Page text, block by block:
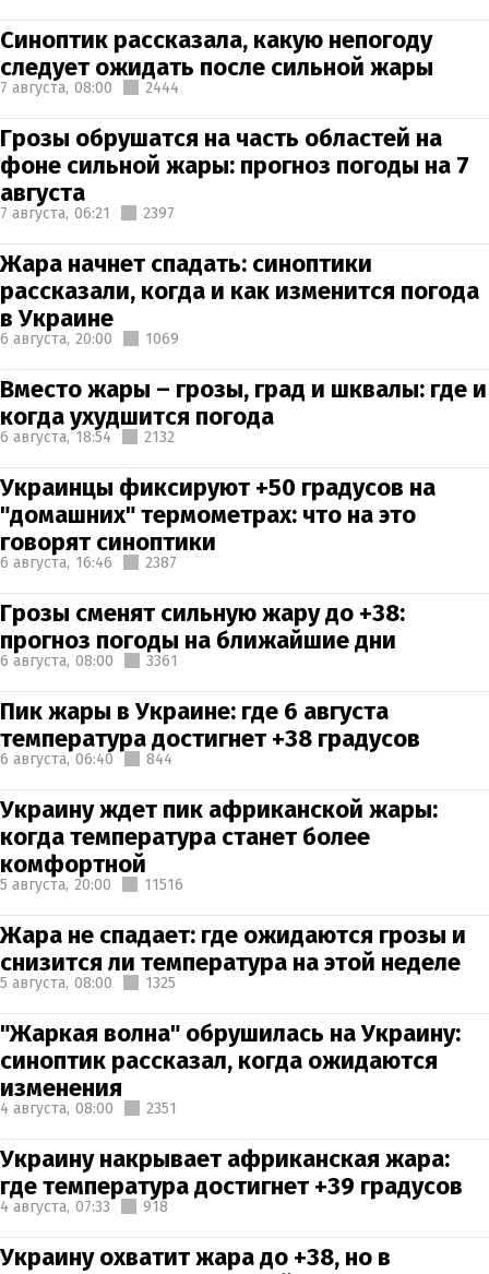
Синоптик рассказала, какую непогоду
следует ожидать после сильной жары
7 августа, 08:00 2444
Грозы обрушатся на часть областей на
фоне сильной жары: прогноз погоды на 7
августа
7 августа, 06:21 2397
Жара начнет спадать: синоптики
рассказали, когда и как изменится погода
в Украине
6 августа, 20:00 1069
Вместо жары – грозы, град и шквалы: где и
когда ухудшится погода
6 августа, 18:54 2132
Украинцы фиксируют +50 градусов на
"домашних" термометрах: что на это
говорят синоптики
6 августа, 16:46 2387
Грозы сменят сильную жару до +38:
прогноз погоды на ближайшие дни
6 августа, 08:00 3361
Пик жары в Украине: где 6 августа
температура достигнет +38 градусов
6 августа, 06:40 844
Украину ждет пик африканской жары:
когда температура станет более
комфортной
5 августа, 20:00 11516
Жара не спадает: где ожидаются грозы и
снизится ли температура на этой неделе
5 августа, 08:00 1325
"Жаркая волна" обрушилась на Украину:
синоптик рассказал, когда ожидаются
изменения
4 августа, 08:00 2351
Украину накрывает африканская жара:
где температура достигнет +39 градусов
4 августа, 07:33 918
Украину охватит жара до +38, но в